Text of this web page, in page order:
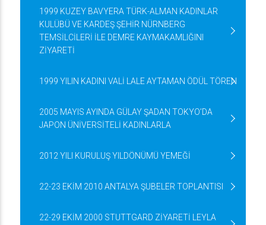
1999 KUZEY BAVYERA TÜRK-ALMAN KADINLAR
KULÜBÜ VE KARDEŞ ŞEHİR NÜRNBERG
TEMSİLCİLERİ İLE DEMRE KAYMAKAMLIĞINI
ZİYARETİ
1999 YILIN KADINI VALİ LALE AYTAMAN ÖDÜL TÖREN
2005 MAYIS AYINDA GÜLAY ŞADAN TOKYO’DA
JAPON ÜNİVERSİTELİ KADINLARLA
2012 YILI KURULUŞ YILDÖNÜMÜ YEMEĞİ
22-23 EKİM 2010 ANTALYA ŞUBELER TOPLANTISI
22-29 EKİM 2000 STUTTGARD ZİYARETİ LEYLA